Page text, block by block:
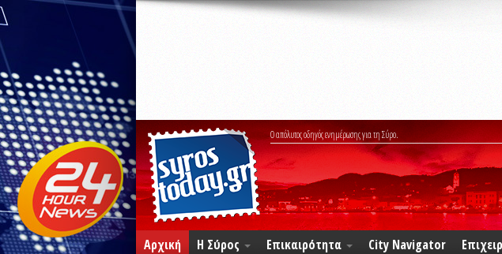
Ο απόλυτος οδηγός ενημέρωσης για τη Σύρο.
Αρχική Η Σύρος Επικαιρότητα City Navigator